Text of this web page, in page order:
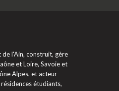
l'Ain, construit, gère
et Loire, Savoie et
Alpes, et acteur
étudiants,